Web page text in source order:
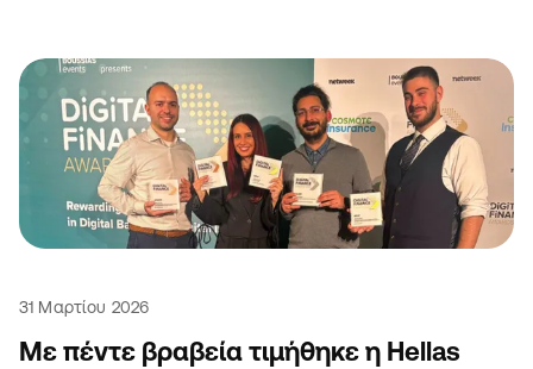
31 Μαρτίου 2026
Με πέντε βραβεία τιμήθηκε η Hellas